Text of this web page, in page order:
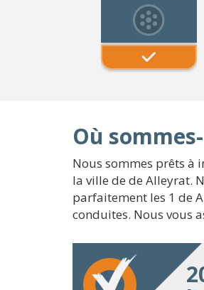
Où
Nous sommes prêts à
la ville de de Alleyrat.
parfaitement les 1 de
conduites. Nous vous